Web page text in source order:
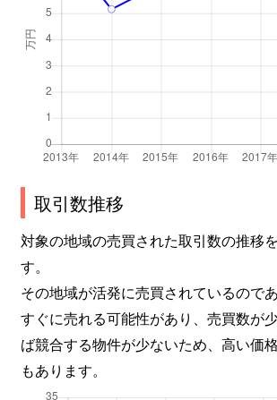
取引数推移
対象の地域の売買された取引数の推移
す。
その地域が活発に売買されているので
すぐに売れる可能性があり、売買数が
ば競合する物件が少ないため、高い価
もあります。